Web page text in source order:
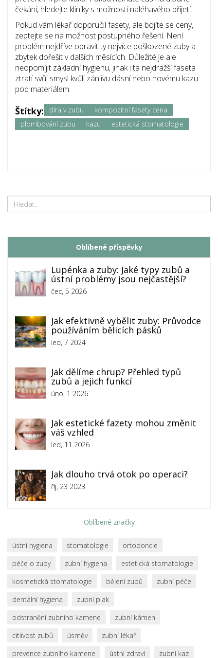
čekání, hledejte kliniky s možností naléhavého přijetí.
Pokud vám lékař doporučil fasety, ale bojíte se ceny,
zeptejte se na možnost postupného řešení. Není
problém nejdříve opravit ty nejvíce poškozené zuby a
zbytek dořešit v dalších měsících. Důležité je ale
neopomíjit základní hygienu, jinak i ta nejdražší faseta
ztratí svůj smysl kvůli zánlivu dásní nebo novému kazu
pod materiálem.
Štítky: díra v zubu
kompozitní fasety cena
plombování zubu
kazu estetická stomatologie
Oblíbené příspěvky
Lupénka a zuby: Jaké typy zubů a
ústní problémy jsou nejčastější?
čec, 5 2026
Jak efektivně vybělit zuby: Průvodce
používáním bělicích pásků
led, 7 2024
Jak dělíme chrup? Přehled typů
zubů a jejich funkcí
úno, 1 2026
Jak estetické fazety mohou změnit
váš vzhled
led, 11 2026
Jak dlouho trvá otok po operaci?
říj, 23 2023
Oblíbené značky
ústní hygiena stomatologie
ortodoncie
péče o zuby
zubní hygiena
estetická stomatologie
kosmetická stomatologie
bělení zubů
zubní péče
dentální hygiena
zubní plak
odstranění zubního kamene
zubní kámen
citlivost zubů
úsměv
zubní lékař
prevence zubního kamene
ústní zdraví zubní kaz